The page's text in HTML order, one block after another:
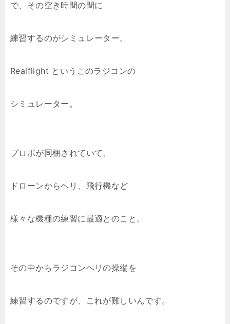
で、その空き時間の間に
練習するのがシミュレーター。
Realflight というこのラジコンの
シミュレーター。
プロポが同梱されていて、
ドローンからヘリ、飛行機など
様々な機種の練習に最適とのこと。
その中からラジコンヘリの操縦を
練習するのですが、これが難しいんです。